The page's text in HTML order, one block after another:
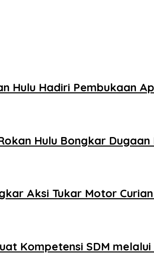
Hulu Hadiri Pembukaan
Hulu Bongkar
Aksi Tukar Motor
Kompetensi SDM